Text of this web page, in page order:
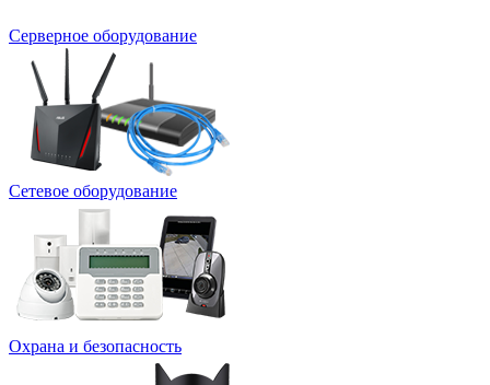
Серверное оборудование
Сетевое оборудование
Охрана и безопасность